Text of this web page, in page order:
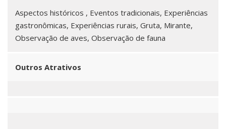
Aspectos históricos , Eventos tradicionais, Experiências
gastronômicas, Experiências rurais, Gruta, Mirante,
Observação de aves, Observação de fauna
Outros Atrativos